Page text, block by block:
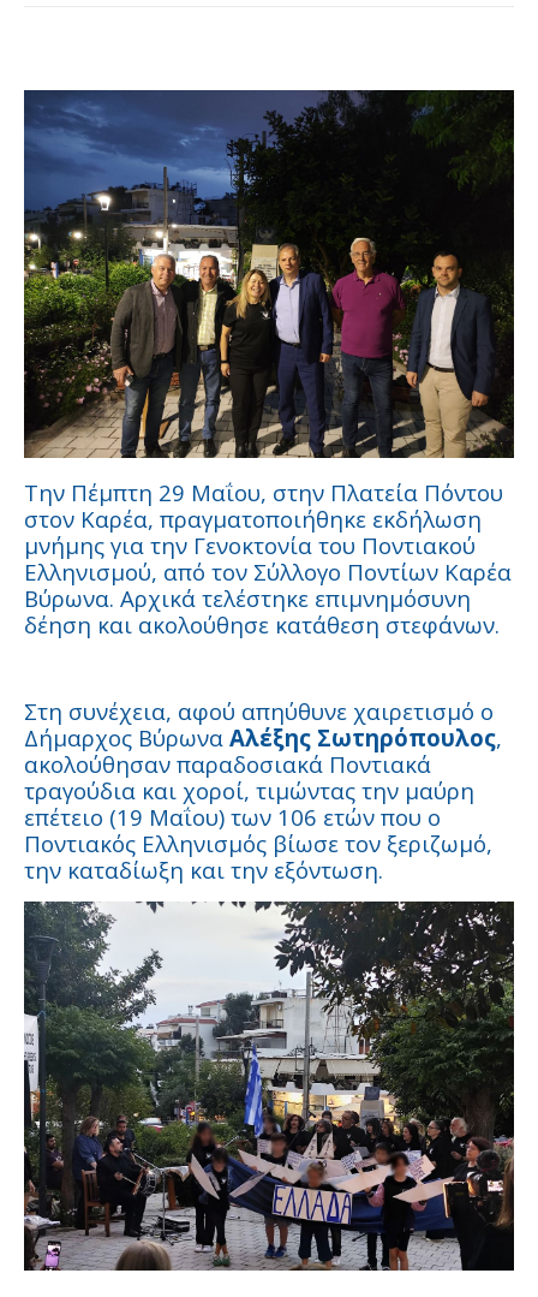
Την Πέμπτη 29 Μαΐου, στην Πλατεία Πόντου
στον Καρέα, πραγματοποιήθηκε εκδήλωση
μνήμης για την Γενοκτονία του Ποντιακού
Ελληνισμού, από τον Σύλλογο Ποντίων Καρέα
Βύρωνα. Αρχικά τελέστηκε επιμνημόσυνη
δέηση και ακολούθησε κατάθεση στεφάνων.
Στη συνέχεια, αφού απηύθυνε χαιρετισμό ο
Δήμαρχος Βύρωνα Αλέξης Σωτηρόπουλος,
ακολούθησαν παραδοσιακά Ποντιακά
τραγούδια και χοροί, τιμώντας την μαύρη
επέτειο (19 Μαΐου) των 106 ετών που ο
Ποντιακός Ελληνισμός βίωσε τον ξεριζωμό,
την καταδίωξη και την εξόντωση.